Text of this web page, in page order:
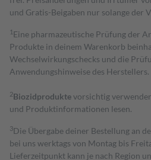
und Gratis-Beigaben nur solange der
1 Eine pharmazeutische Prüfung der
Produkte in deinem Warenkorb
Wechselwirkungschecks und die
Anwendungshinweise des Herstellers.
2Biozidproduktevorsichtig
und Produktinformationen lesen.
3Die Übergabe deiner Bestellung an
bei uns werktags von Montag bis
Lieferzeitpunkt kann je nach Region